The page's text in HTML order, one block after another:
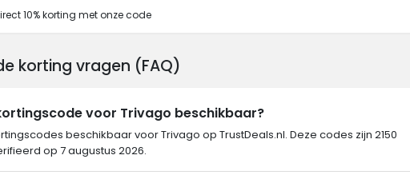
10% korting met onze code
korting vragen (FAQ)
voor Trivago beschikbaar?
beschikbaar voor Trivago op TrustDeals.nl. Deze codes zijn 2150
op 7 augustus 2026.